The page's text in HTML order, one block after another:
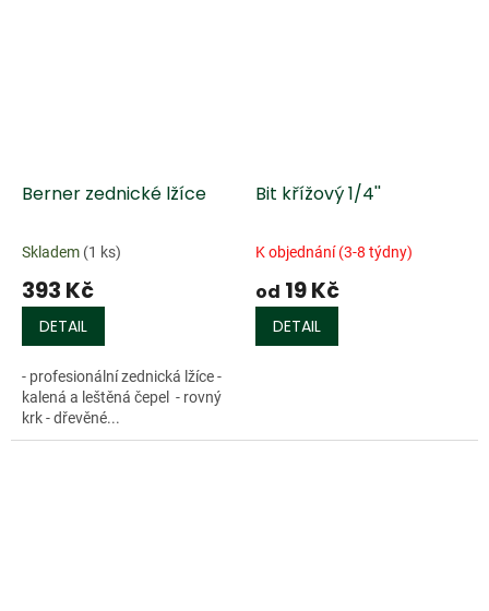
Berner zednické lžíce
Skladem (1 ks)
393 Kč
DETAIL
- profesionální zednická lžíce -
kalená a leštěná čepel - rovný
krk - dřevěné...
Bit křížový 1/4''
K objednání (3-8 týdny)
od 19 Kč
DETAIL